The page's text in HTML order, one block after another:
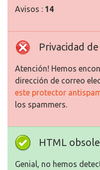
Avisos : 14
Privacidad
Atención! Hemos
dirección de correo
este protector
los spammers.
HTML
Genial, no hemos